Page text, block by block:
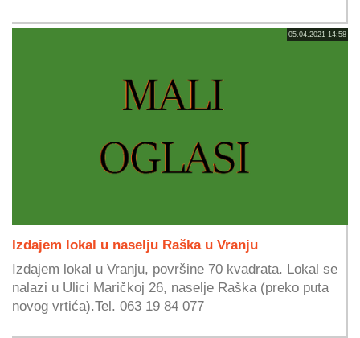
05.04.2021 14:58
Izdajem lokal u naselju Raška u Vranju
Izdajem lokal u Vranju, površine 70 kvadrata. Lokal se
nalazi u Ulici Maričkoj 26, naselje Raška (preko puta
novog vrtića).Tel. 063 19 84 077